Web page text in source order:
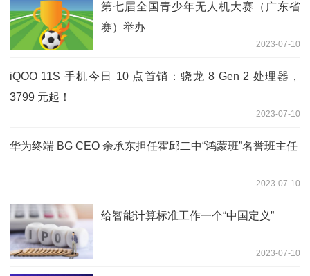
第七届全国青少年无人机大赛（广东省
赛）举办
2023-07-10
iQOO 11S 手机今日 10 点首销：骁龙 8 Gen 2 处理器，
3799 元起！
2023-07-10
华为终端 BG CEO 余承东担任霍邱二中“鸿蒙班”名誉班主任
2023-07-10
给智能计算标准工作一个“中国定义”
2023-07-10